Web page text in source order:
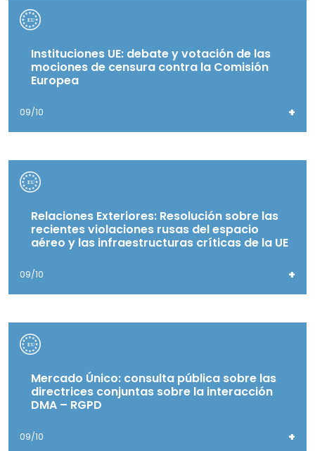
Instituciones UE: debate y votación de las
mociones de censura contra la Comisión
Europea
09/10 +
Relaciones Exteriores: Resolución sobre las
recientes violaciones rusas del espacio
aéreo y las infraestructuras críticas de la UE
09/10 +
Mercado Único: consulta pública sobre las
directrices conjuntas sobre la interacción
DMA – RGPD
09/10 +